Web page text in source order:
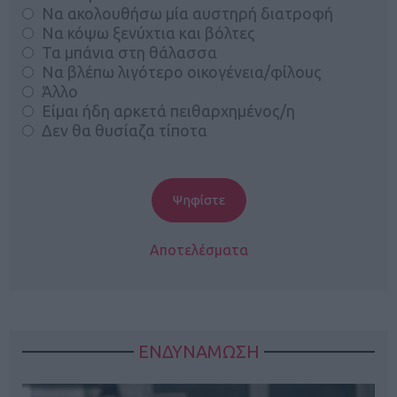
Να ακολουθήσω μία αυστηρή διατροφή
Να κόψω ξενύχτια και βόλτες
Τα μπάνια στη θάλασσα
Να βλέπω λιγότερο οικογένεια/φίλους
Άλλο
Είμαι ήδη αρκετά πειθαρχημένος/η
Δεν θα θυσίαζα τίποτα
Αποτελέσματα
ΕΝΔΥΝΑΜΩΣΗ